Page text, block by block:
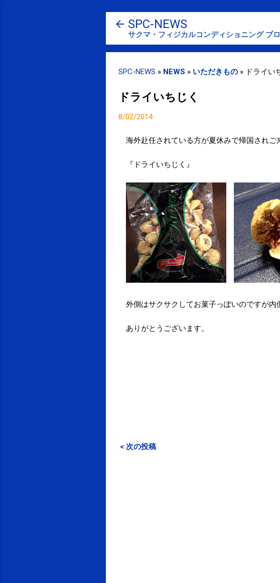
SPC-NEWS
サクマ・フィジカルコンディショニング ブ
SPC-NEWS » NEWS » いただきもの » ドライい
ドライいちじく
8/02/2014
海外赴任されている方が夏休みで帰国されご
『ドライいちじく』
外側はサクサクしてお菓子っぽいのですが内
ありがとうございます。
< 次の投稿